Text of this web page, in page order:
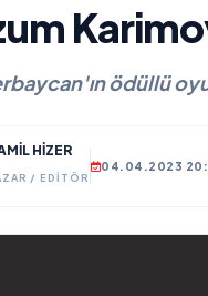
ödüllü
HIZER
/ EDITÖR
04.04.2023